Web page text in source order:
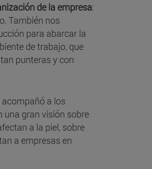
de la empresa:
También nos
para abarcar la
de trabajo, que
punteras y con
acompañó a los
una gran visión sobre
a la piel, sobre
a empresas en